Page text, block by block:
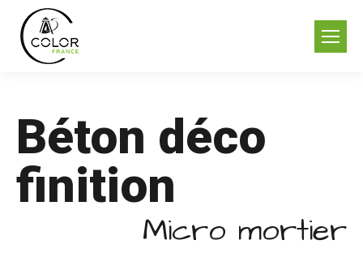
Béton déco
finition
Micro mortier